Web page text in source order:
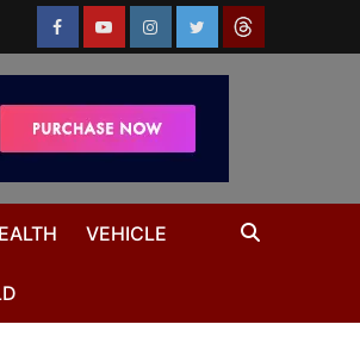
VEHICLE